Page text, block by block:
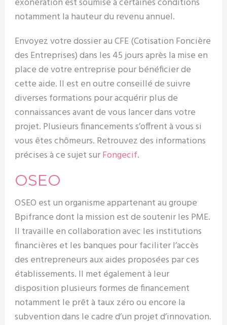
notamment la hauteur du revenu annuel.
Envoyez votre dossier au CFE (Cotisation Foncière
des Entreprises) dans les 45 jours après la mise en
place de votre entreprise pour bénéficier de
cette aide. Il est en outre conseillé de suivre
diverses formations pour acquérir plus de
connaissances avant de vous lancer dans votre
projet. Plusieurs financements s’offrent à vous si
vous êtes chômeurs. Retrouvez des informations
précises à ce sujet surFongecif.
OSEO
OSEO est un organisme appartenant au groupe
Bpifrance dont la mission est de soutenir les PME.
Il travaille en collaboration avec les institutions
financières et les banques pour faciliter l’accès
des entrepreneurs aux aides proposées par ces
établissements. Il met également à leur
disposition plusieurs formes de financement
notamment le prêt à taux zéro ou encore la
subvention dans le cadre d’un projet d’innovation.